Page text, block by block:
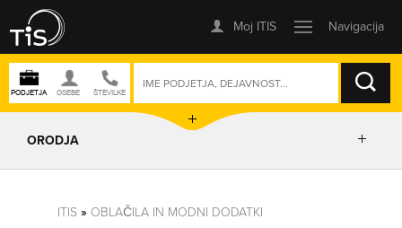
ISKANJE
ORODJA
ITIS» OBLAČILA IN MODNI DODATKI